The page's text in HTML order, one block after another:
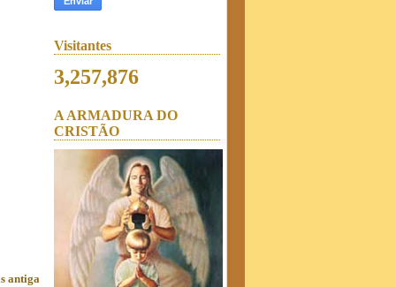
antiga
Visitantes
3,257,876
A ARMADURA DO
CRISTÃO